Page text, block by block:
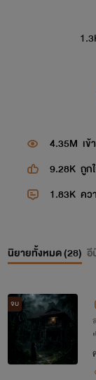
4.35M เข้
9.28K ถูก
1.83K คว
นิยายทั้งหมด (28) อี
จบ